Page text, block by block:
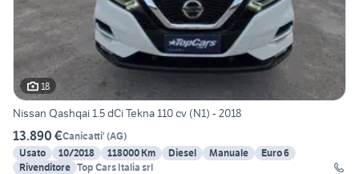
18
Nissan Qashqai 1.5 dCi Tekna 110 cv (N1) - 2018
13.890 €Canicatti' (AG)
Usato
10/2018 118000 Km Diesel Manuale
Euro 6
Rivenditore Top Cars Italia srl